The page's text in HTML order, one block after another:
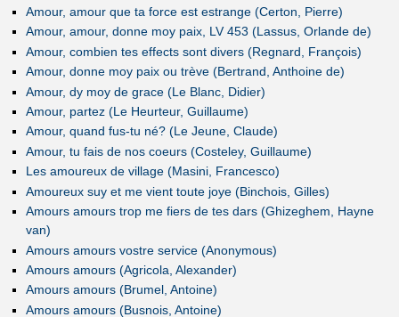
Amour, amour que ta force est estrange (Certon, Pierre)
Amour, amour, donne moy paix, LV 453 (Lassus, Orlande de)
Amour, combien tes effects sont divers (Regnard, François)
Amour, donne moy paix ou trève (Bertrand, Anthoine de)
Amour, dy moy de grace (Le Blanc, Didier)
Amour, partez (Le Heurteur, Guillaume)
Amour, quand fus-tu né? (Le Jeune, Claude)
Amour, tu fais de nos coeurs (Costeley, Guillaume)
Les amoureux de village (Masini, Francesco)
Amoureux suy et me vient toute joye (Binchois, Gilles)
Amours amours trop me fiers de tes dars (Ghizeghem, Hayne
van)
Amours amours vostre service (Anonymous)
Amours amours (Agricola, Alexander)
Amours amours (Brumel, Antoine)
Amours amours (Busnois, Antoine)